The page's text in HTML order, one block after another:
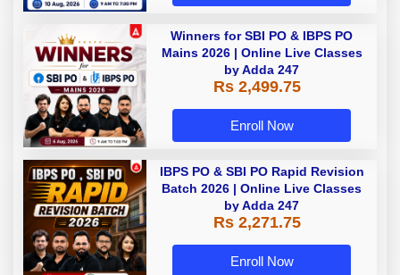
Winners for SBI PO & IBPS PO
Mains 2026 | Online Live Classes
by Adda 247
Rs 2,499.75
Enroll Now
IBPS PO & SBI PO Rapid Revision
Batch 2026 | Online Live Classes
by Adda 247
Rs 2,271.75
Enroll Now